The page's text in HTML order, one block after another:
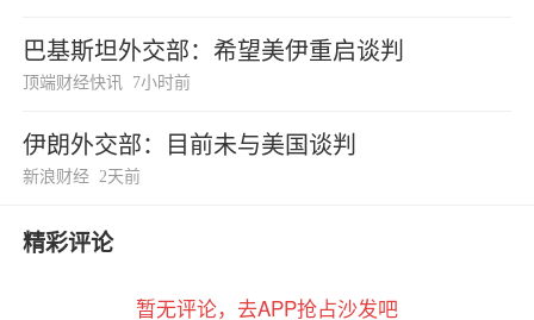
巴基斯坦外交部：希望美伊重启谈判
顶端财经快讯 7小时前
伊朗外交部：目前未与美国谈判
新浪财经 2天前
精彩评论
暂无评论，去APP抢占沙发吧